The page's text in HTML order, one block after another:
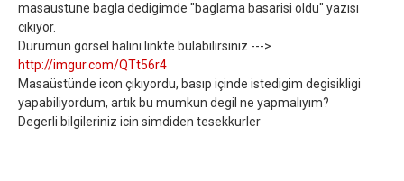
masaustune bagla dedigimde "baglama basarisi oldu" yazısı
cıkıyor.
Durumun gorsel halini linkte bulabilirsiniz --->
http://imgur.com/QTt56r4
Masaüstünde icon çıkıyordu, basıp içinde istedigim degisikligi
yapabiliyordum, artık bu mumkun degil ne yapmalıyım?
Degerli bilgileriniz icin simdiden tesekkurler